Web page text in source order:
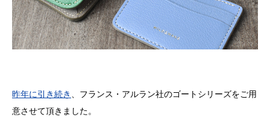
昨年に引き続き
、フランス・アルラン社のゴートシリーズをご用
意させて頂きました。